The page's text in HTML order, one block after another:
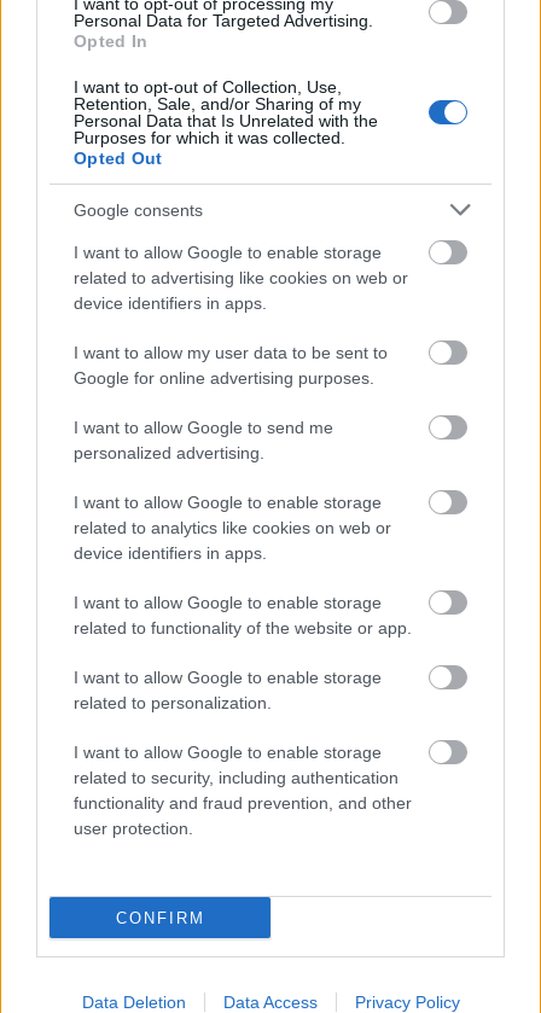
Personal Data for Targeted Advertising.
Opted In
I want to opt-out of Collection, Use,
Retention, Sale, and/or Sharing of my
Personal Data that Is Unrelated with the
Purposes for which it was collected.
Opted Out
Google consents
I want to allow Google to enable storage
related to advertising like cookies on web or
device identifiers in apps.
I want to allow my user data to be sent to
Google for online advertising purposes.
I want to allow Google to send me
personalized advertising.
I want to allow Google to enable storage
related to analytics like cookies on web or
device identifiers in apps.
I want to allow Google to enable storage
related to functionality of the website or app.
I want to allow Google to enable storage
related to personalization.
I want to allow Google to enable storage
related to security, including authentication
functionality and fraud prevention, and other
user protection.
CONFIRM
Data Deletion Data Access Privacy Policy
a múltra, és láthatjuk dolgozni, mint riporter,
majd betekintünk a média kegyetlen világába,
amiben a látogatottság, a celebek fontosak,
aztán elmegyünk egy virágpiacra is, de ezek
valahogy tölteléksztoriknak tűnnek, mintsem
végtére is a semmitmondó eseményeket is
olyan könnyed hangulatfestéssel szemlélteti,
kavalkádot, no és Mici nénit barcheszt sütni.
hormonkezelés jön, és ilyenkor kicsit
nehezen tudjuk magunkat ismét szorongó
állapotba hozni, hogy jaj, mi is lesz most azzal
a petevezetékkel.
inszeminációról (a méh üregébe történő
mesterséges ondóbevitel - a szerk.), Lugosi
vele a lehetséges szövődményekről.
Mindeközben persze nem feledkezik meg
kórteremben pedig több, más és más
problémával küszködő nő (köztük például
Irén, akinek kipukkadt a petezsákja) várja az
Lugosi Viktória: Dafke
Oldalszám: 272